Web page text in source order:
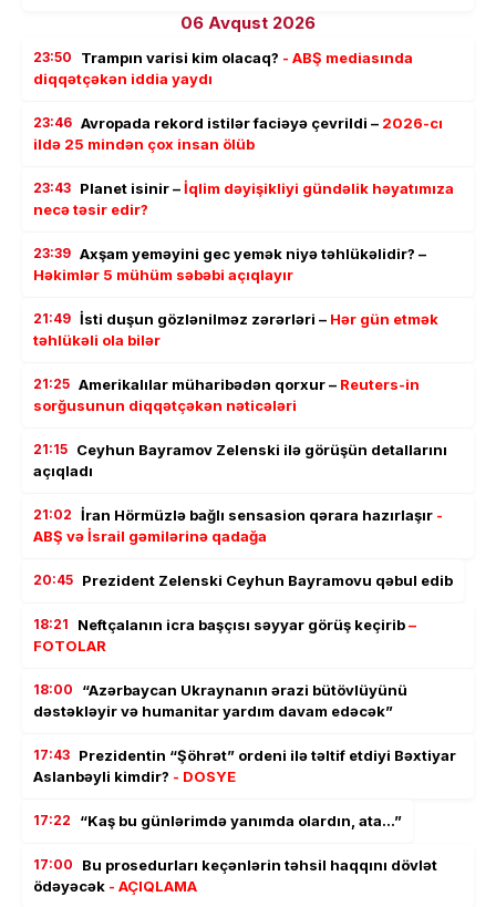
06 Avqust 2026
23:50 Trampın varisi kim olacaq? - ABŞ mediasında
diqqətçəkən iddia yaydı
23:46 Avropada rekord istilər faciəyə çevrildi – 2026-cı
ildə 25 mindən çox insan ölüb
23:43 Planet isinir –İqlim dəyişikliyi gündəlik həyatımıza
necə təsir edir?
23:39 Axşam yeməyini gec yemək niyə təhlükəlidir? –
Həkimlər 5 mühüm səbəbi açıqlayır
21:49 İsti duşun gözlənilməz zərərləri – Hər gün etmək
təhlükəli ola bilər
21:25 Amerikalılar müharibədən qorxur – Reuters-in
sorğusunun diqqətçəkən nəticələri
21:15 Ceyhun Bayramov Zelenski ilə görüşün detallarını
açıqladı
21:02 İran Hörmüzlə bağlı sensasion qərara hazırlaşır -
ABŞ və İsrail gəmilərinə qadağa
20:45 Prezident Zelenski Ceyhun Bayramovu qəbul edib
18:21 Neftçalanın icra başçısı səyyar görüş keçirib–
FOTOLAR
18:00
“Azərbaycan Ukraynanın ərazi bütövlüyünü
dəstəkləyir və humanitar yardım davam edəcək”
17:43 Prezidentin “Şöhrət” ordeni ilə təltif etdiyi Bəxtiyar
Aslanbəyli kimdir? - DOSYE
17:22 “Kaş bu günlərimdə yanımda olardın, ata…”
17:00
Bu prosedurları keçənlərin təhsil haqqını dövlət
ödəyəcək - AÇIQLAMA